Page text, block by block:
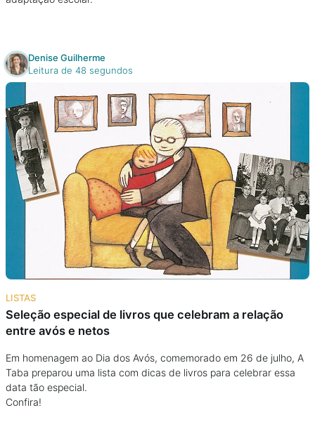
Denise Guilherme
Leitura de 48 segundos
LISTAS
Seleção especial de livros que celebram a relação
entre avós e netos
Em homenagem ao Dia dos Avós, comemorado em 26 de julho, A
Taba preparou uma lista com dicas de livros para celebrar essa
data tão especial.
Confira!